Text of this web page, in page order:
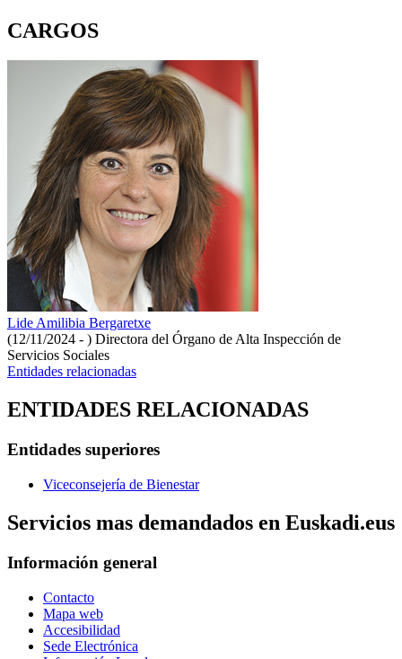
CARGOS
Lide Amilibia Bergaretxe
(12/11/2024 - ) Directora del Órgano de Alta Inspección de
Servicios Sociales
Entidades relacionadas
ENTIDADES RELACIONADAS
Entidades superiores
Viceconsejería de Bienestar
Servicios mas demandados en Euskadi.eus
Información general
Contacto
Mapa web
Accesibilidad
Sede Electrónica